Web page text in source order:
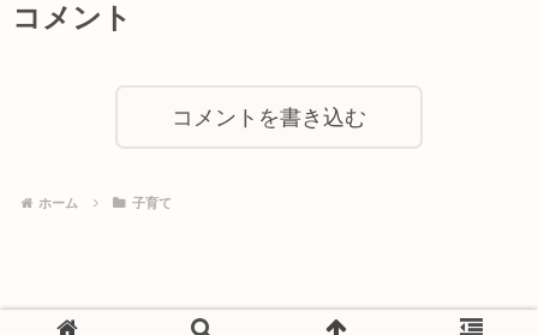
コメント
コメントを書き込む
ホーム 子育て